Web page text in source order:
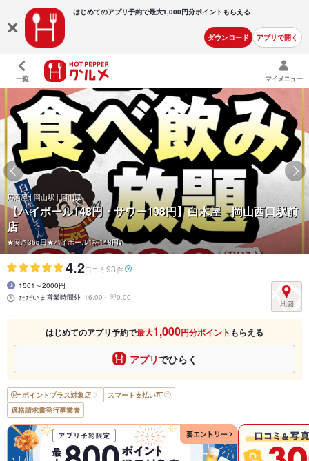
はじめてのアプリ予約で最大1,000円分ポイントもらえる
ダウンロード アプリで開く
一覧 マイメニュー
居酒屋 | 岡山駅 | 岡山県
【ハイボール148円・サワー198円】白木屋 岡山西口駅前
店
★安さ365日★ハイボール1杯148円♪
4.2口コミ 93件
1501～2000円
ただいま営業時間外 16:00～翌0:00
はじめてのアプリ予約で最大1,000円分ポイント もらえる
アプリでひらく
ポイントプラス対象店
スマート支払い可
適格請求書発行事業者